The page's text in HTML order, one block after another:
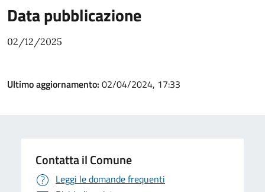
Data pubblicazione
02/12/2025
Ultimo aggiornamento: 02/04/2024, 17:33
Contatta il Comune
Leggi le domande frequenti